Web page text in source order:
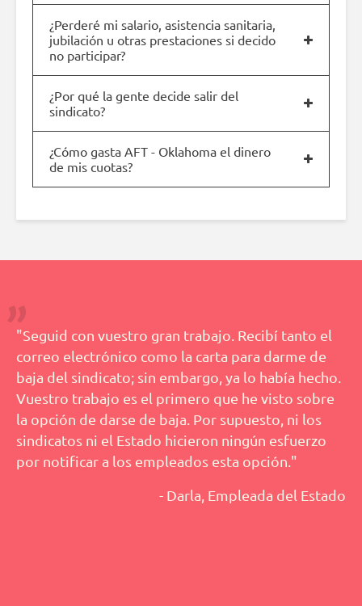
¿Perderé mi salario, asistencia sanitaria,
jubilación u otras prestaciones si decido
no participar?
¿Por qué la gente decide salir del
sindicato?
¿Cómo gasta AFT - Oklahoma el dinero
de mis cuotas?
"Seguid con vuestro gran trabajo. Recibí tanto el
correo electrónico como la carta para darme de
baja del sindicato; sin embargo, ya lo había hecho.
Vuestro trabajo es el primero que he visto sobre
la opción de darse de baja. Por supuesto, ni los
sindicatos ni el Estado hicieron ningún esfuerzo
por notificar a los empleados esta opción."
- Darla, Empleada del Estado